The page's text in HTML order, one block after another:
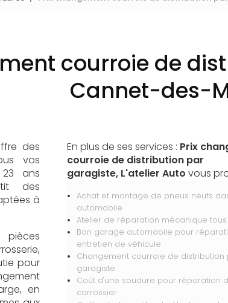
courroie de
Cannet-des-
des
vos
ans
des
à
pour
en
En plus de ses services : Prix
courroie de distribution par
garagiste, L'atelier Auto vous
Achat et montage de pneus neufs
automobile
Atelier de réparation mécanique tous
Bon garage automobile pour
entretien de véhicule
Changement courroie de distribution
garagiste
Coût d'une soudure pour réparation
carrossier